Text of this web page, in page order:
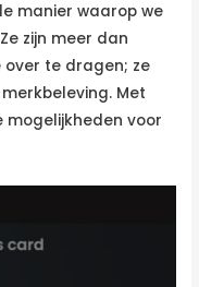
manier waarop we
zijn meer dan
te dragen; ze
Met
mogelijkheden voor